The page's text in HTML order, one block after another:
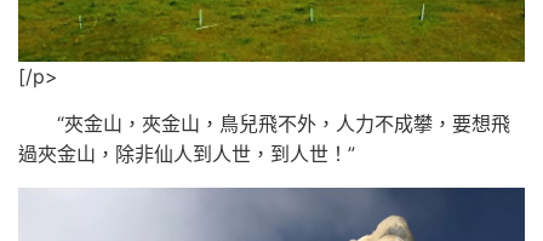
[/p>
“夾金山，夾金山，鳥兒飛不外，人力不成攀，要想飛
過夾金山，除非仙人到人世，到人世！”